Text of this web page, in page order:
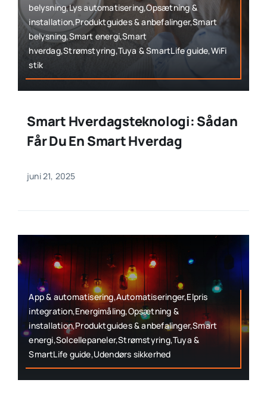
belysning,Lys automatisering,Opsætning &
installation,Produktguides & anbefalinger,Smart
belysning,Smart energi,Smart
hverdag,Strømstyring,Tuya & SmartLife guide,WiFi
stik
Smart Hverdagsteknologi: Sådan
Får Du En Smart Hverdag
juni 21, 2025
App & automatisering,Automatiseringer,Elpris
integration,Energimåling,Opsætning &
installation,Produktguides & anbefalinger,Smart
energi,Solcellepaneler,Strømstyring,Tuya &
SmartLife guide,Udendørs sikkerhed